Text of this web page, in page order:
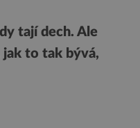
tají dech. Ale
to tak bývá,